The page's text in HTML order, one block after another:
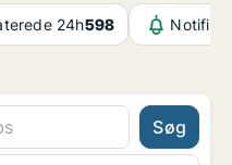
24h598
Søg